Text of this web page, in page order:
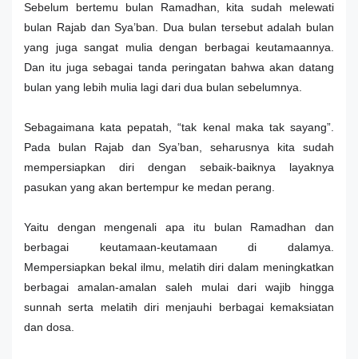
Sebelum bertemu bulan Ramadhan, kita sudah melewati
bulan Rajab dan Sya’ban. Dua bulan tersebut adalah bulan
yang juga sangat mulia dengan berbagai keutamaannya.
Dan itu juga sebagai tanda peringatan bahwa akan datang
bulan yang lebih mulia lagi dari dua bulan sebelumnya.
Sebagaimana kata pepatah, “tak kenal maka tak sayang”.
Pada bulan Rajab dan Sya’ban, seharusnya kita sudah
mempersiapkan diri dengan sebaik-baiknya layaknya
pasukan yang akan bertempur ke medan perang.
Yaitu dengan mengenali apa itu bulan Ramadhan dan
berbagai keutamaan-keutamaan di dalamya.
Mempersiapkan bekal ilmu, melatih diri dalam meningkatkan
berbagai amalan-amalan saleh mulai dari wajib hingga
sunnah serta melatih diri menjauhi berbagai kemaksiatan
dan dosa.